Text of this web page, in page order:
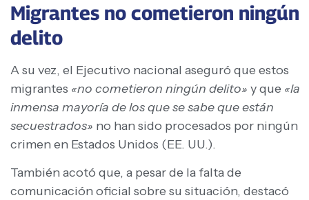
Migrantes no cometieron ningún
delito
A su vez, el Ejecutivo nacional aseguró que estos
migrantes «no cometieron ningún delito» y que «la
inmensa mayoría de los que se sabe que están
secuestrados» no han sido procesados por ningún
crimen en Estados Unidos (EE. UU.).
También acotó que, a pesar de la falta de
comunicación oficial sobre su situación, destacó